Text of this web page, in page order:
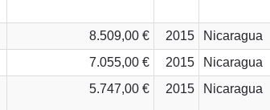
8.509,00 € 2015 Nicaragua
7.055,00 € 2015 Nicaragua
5.747,00 € 2015 Nicaragua